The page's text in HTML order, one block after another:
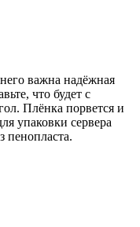
важна надёжная
что будет с
Плёнка порвется и
упаковки сервера
пенопласта.